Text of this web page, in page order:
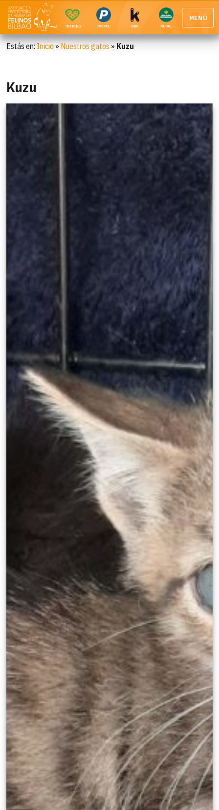
TEAMING PAYPAL BBK RURAL
MENÚ
Estás en: Inicio » Nuestros gatos » Kuzu
Kuzu